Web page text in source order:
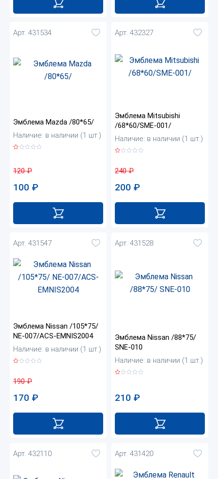
Арт. 431534
Эмблема Mazda /80*65/
Наличие: в наличии (1 шт.)
120₽
100 ₽
Арт. 432327
Эмблема Mitsubishi
/68*60/SME-001/
Наличие: в наличии (1 шт.)
240₽
200 ₽
Арт. 431547
Эмблема Nissan /105*75/
NE-007/ACS-EMNIS2004
Наличие: в наличии (1 шт.)
190₽
170 ₽
Арт. 431528
Эмблема Nissan /88*75/
SNE-010
Наличие: в наличии (1 шт.)
210 ₽
Арт. 432110 Арт. 431420